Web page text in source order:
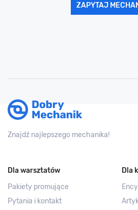
ZAPYTAJ
Znajdź najlepszego mechanika!
Dla warsztatów
Pakiety promujące
Pytania i kontakt
Dla